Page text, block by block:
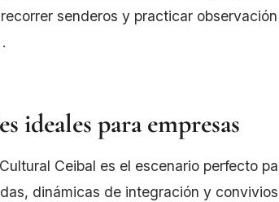
senderos y practicar
.
ideales para empresas
Ceibal es el escenario perfecto
dinámicas de integración y